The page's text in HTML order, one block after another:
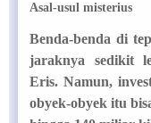
Asal-usul misterius
Benda-benda di
jaraknya sedikit
Eris. Namun,
obyek-obyek itu